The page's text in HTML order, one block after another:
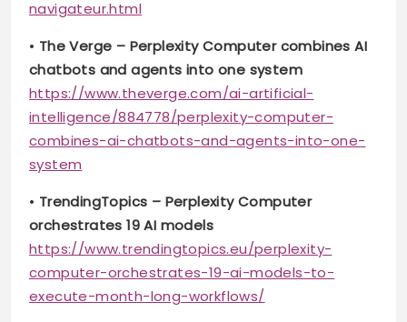
navigateur.html
• The Verge – Perplexity Computer combines AI
chatbots and agents into one system
https://www.theverge.com/ai-artificial-
intelligence/884778/perplexity-computer-
combines-ai-chatbots-and-agents-into-one-
system
• TrendingTopics – Perplexity Computer
orchestrates 19 AI models
https://www.trendingtopics.eu/perplexity-
computer-orchestrates-19-ai-models-to-
execute-month-long-workflows/